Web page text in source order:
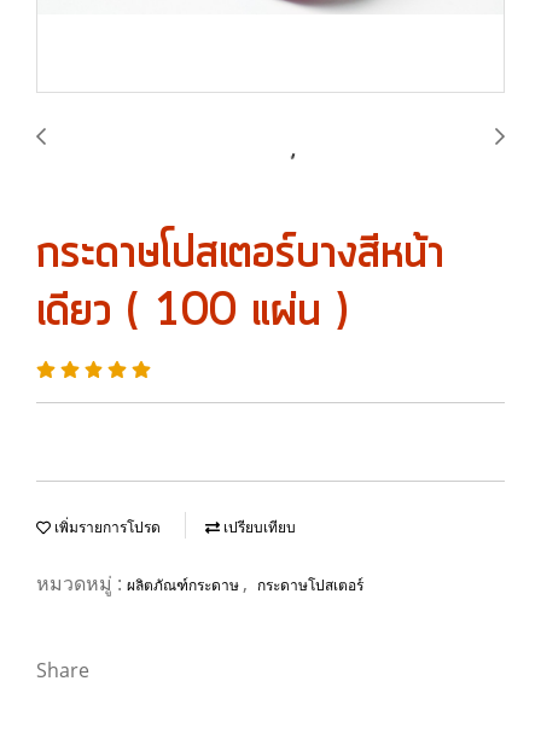
กระดาษโปสเตอร์บางสีหน้า
เดียว ( 100 แผ่น )
เพิ่มรายการโปรด เปรียบเทียบ
หมวดหมู่ : ผลิตภัณฑ์กระดาษ , กระดาษโปสเตอร์
Share